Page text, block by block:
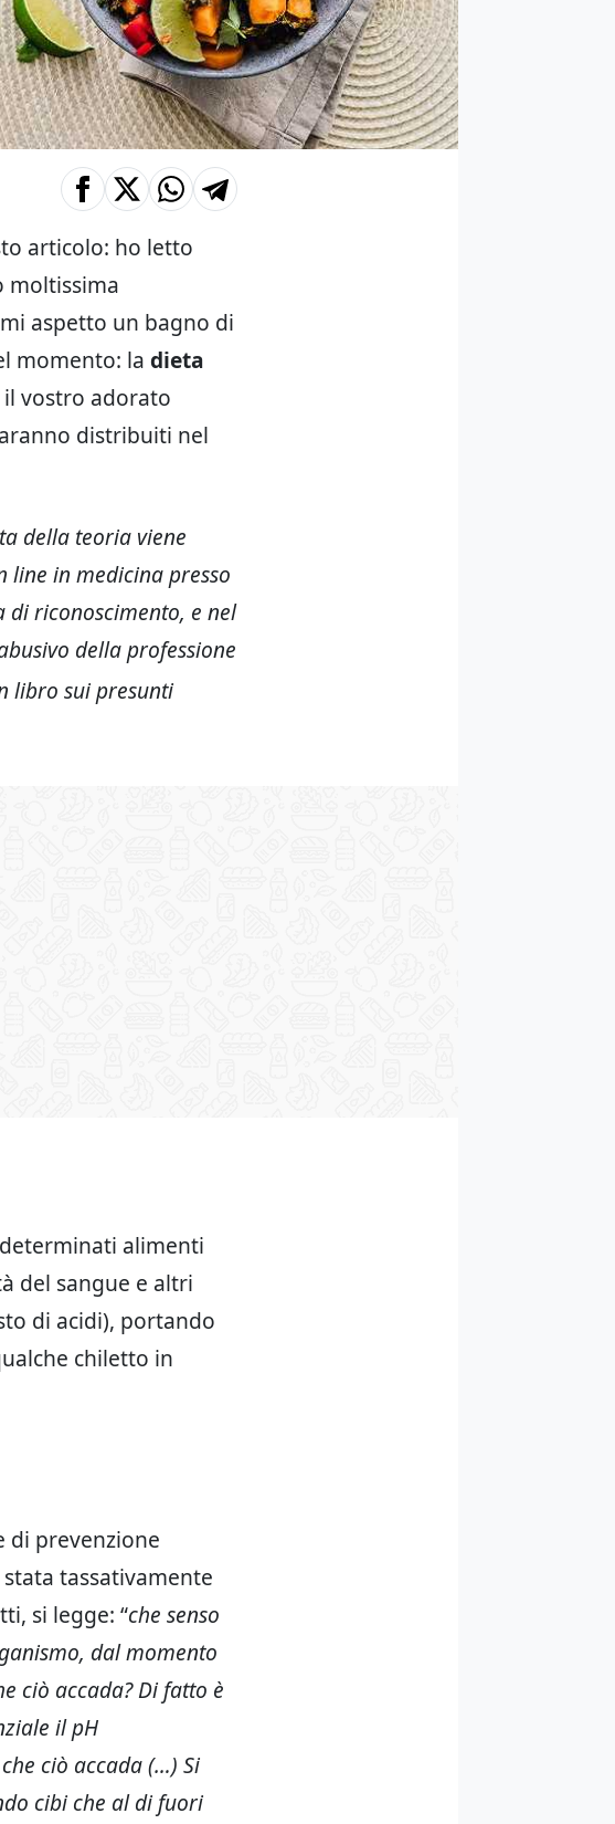
articolo: ho letto
moltissima
aspetto un bagno di
momento: la dieta
il vostro adorato
distribuiti nel
della teoria viene
line in medicina presso
di riconoscimento, e nel
della professione
libro sui presunti
alimenti
del sangue e altri
di acidi), portando
chiletto in
di prevenzione
tassativamente
si legge: “che senso
dal momento
ciò accada? Di fatto è
il pH
ciò accada (…) Si
cibi che al di fuori